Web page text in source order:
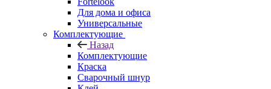
Для дома и офиса
Универсальные
Комплектующие
Назад
Комплектующие
Краска
Сварочный шнур